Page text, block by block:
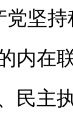
党坚
内在
民主